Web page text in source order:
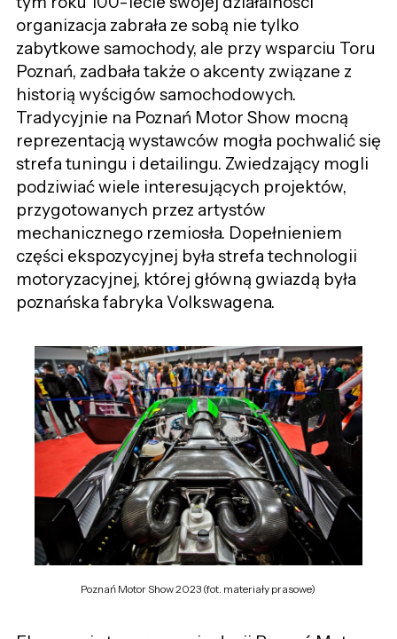
organizacja zabrała ze sobą nie tylko
zabytkowe samochody, ale przy wsparciu Toru
Poznań, zadbała także o akcenty związane z
historią wyścigów samochodowych.
Tradycyjnie na Poznań Motor Show mocną
reprezentacją wystawców mogła pochwalić się
strefa tuningu i detailingu. Zwiedzający mogli
podziwiać wiele interesujących projektów,
przygotowanych przez artystów
mechanicznego rzemiosła. Dopełnieniem
części ekspozycyjnej była strefa technologii
motoryzacyjnej, której główną gwiazdą była
poznańska fabryka Volkswagena.
Poznań Motor Show 2023 (fot. materiały prasowe)